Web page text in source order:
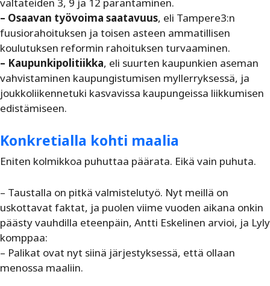
valtateiden 3, 9 ja 12 parantaminen.
– Osaavan työvoima saatavuus, eli Tampere3:n
fuusiorahoituksen ja toisen asteen ammatillisen
koulutuksen reformin rahoituksen turvaaminen.
– Kaupunkipolitiikka, eli suurten kaupunkien aseman
vahvistaminen kaupungistumisen myllerryksessä, ja
joukkoliikennetuki kasvavissa kaupungeissa liikkumisen
edistämiseen.
Konkretialla kohti maalia
Eniten kolmikkoa puhuttaa päärata. Eikä vain puhuta.
– Taustalla on pitkä valmistelutyö. Nyt meillä on
uskottavat faktat, ja puolen viime vuoden aikana onkin
päästy vauhdilla eteenpäin, Antti Eskelinen arvioi, ja Lyly
komppaa:
– Palikat ovat nyt siinä järjestyksessä, että ollaan
menossa maaliin.